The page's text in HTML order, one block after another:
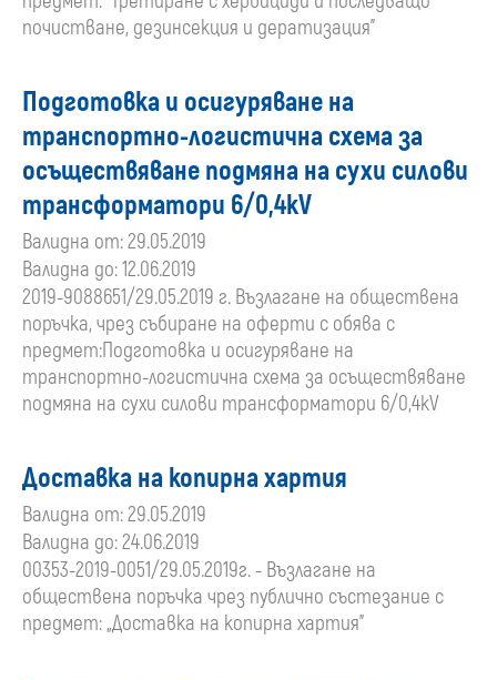
януари
г.
почистване, дезинсекция и дератизация"
Подготовка и осигуряване на
транспортно-логистична схема за
осъществяване подмяна на сухи силови
трансформатори 6/0,4kV
Валидна от: 29.05.2019
Валидна до: 12.06.2019
2019-9088651/29.05.2019 г. Възлагане на обществена
поръчка, чрез събиране на оферти с обява с
предмет:Подготовка и осигуряване на
транспортно-логистична схема за осъществяване
подмяна на сухи силови трансформатори 6/0,4kV
Доставка на копирна хартия
Валидна от: 29.05.2019
Валидна до: 24.06.2019
00353-2019-0051/29.05.2019г. - Възлагане на
обществена поръчка чрез публично състезание с
предмет: „Доставка на копирна хартия”